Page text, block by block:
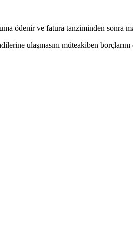
ödenir ve fatura tanziminden sonra
ulaşmasını müteakiben borçlarını